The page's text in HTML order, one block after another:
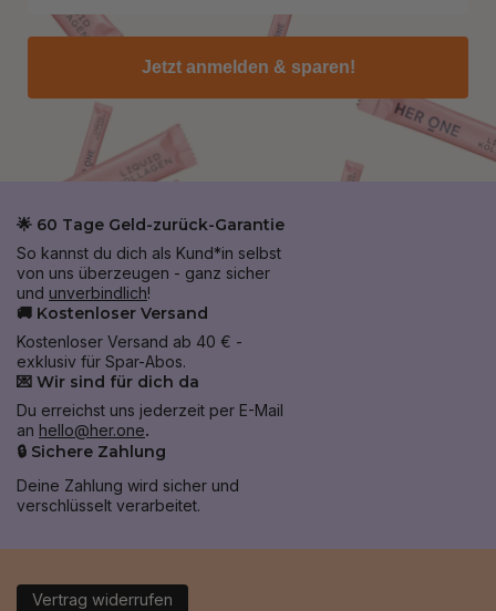
Jetzt anmelden & sparen!
🌟 60 Tage Geld-zurück-Garantie
So kannst du dich als Kund*in selbst
von uns überzeugen - ganz sicher
und unverbindlich!
🚚 Kostenloser Versand
Kostenloser Versand ab 40 € -
exklusiv für Spar-Abos.
💌 Wir sind für dich da
Du erreichst uns jederzeit per E-Mail
an hello@her.one.
🔒 Sichere Zahlung
Deine Zahlung wird sicher und
verschlüsselt verarbeitet.
Vertrag widerrufen